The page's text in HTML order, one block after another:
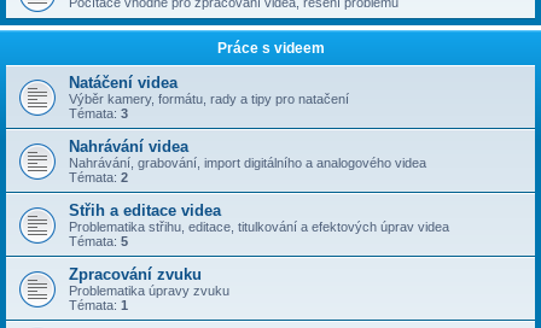
Práce s videem
Natáčení videa
Výběr kamery, formátu, rady a tipy pro natačení
Témata: 3
Nahrávání videa
Nahrávání, grabování, import digitálního a analogového videa
Témata: 2
Střih a editace videa
Problematika střihu, editace, titulkování a efektových úprav videa
Témata: 5
Zpracování zvuku
Problematika úpravy zvuku
Témata: 1